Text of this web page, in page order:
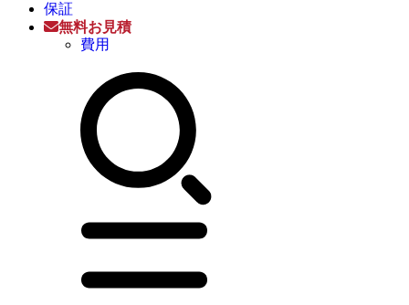
保証
無料お見積
費用